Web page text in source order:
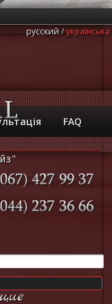
русский українська
FAQ